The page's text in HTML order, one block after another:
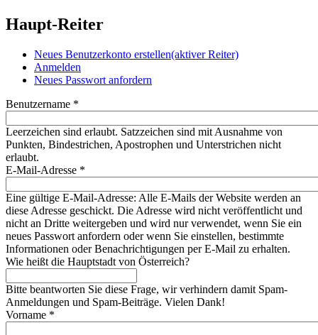
Haupt-Reiter
Neues Benutzerkonto erstellen(aktiver Reiter)
Anmelden
Neues Passwort anfordern
Benutzername *
Leerzeichen sind erlaubt. Satzzeichen sind mit Ausnahme von
Punkten, Bindestrichen, Apostrophen und Unterstrichen nicht
erlaubt.
E-Mail-Adresse *
Eine gültige E-Mail-Adresse: Alle E-Mails der Website werden an
diese Adresse geschickt. Die Adresse wird nicht veröffentlicht und
nicht an Dritte weitergeben und wird nur verwendet, wenn Sie ein
neues Passwort anfordern oder wenn Sie einstellen, bestimmte
Informationen oder Benachrichtigungen per E-Mail zu erhalten.
Wie heißt die Hauptstadt von Österreich?
Bitte beantworten Sie diese Frage, wir verhindern damit Spam-
Anmeldungen und Spam-Beiträge. Vielen Dank!
Vorname *